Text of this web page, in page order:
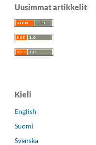
Uusimmat artikkelit
Kieli
English
Suomi
Svenska